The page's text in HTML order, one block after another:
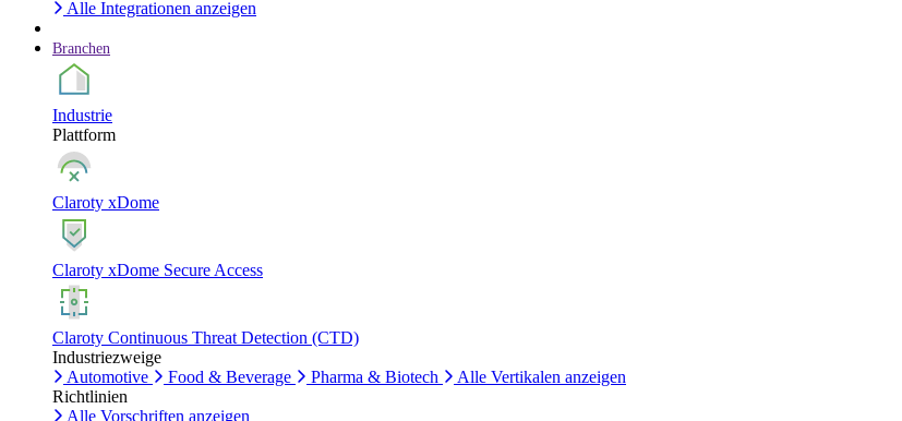
Alle Integrationen anzeigen
Branchen
Industrie
Plattform
Claroty xDome
Claroty xDome Secure Access
Claroty Continuous Threat Detection (CTD)
Industriezweige
Automotive
Food & Beverage Pharma & Biotech
Alle Vertikalen anzeigen
Richtlinien
Alle Vorschriften anzeigen